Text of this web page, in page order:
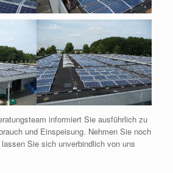
informiert Sie ausführlich zu
und Einspeisung. Nehmen Sie noch
Sie sich unverbindlich von uns